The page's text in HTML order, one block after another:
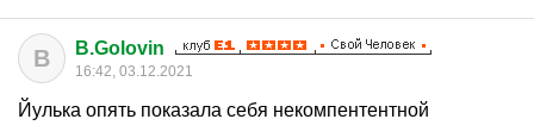
B B.Golovin
16:42, 03.12.2021
Йулька опять показала себя некомпентентной